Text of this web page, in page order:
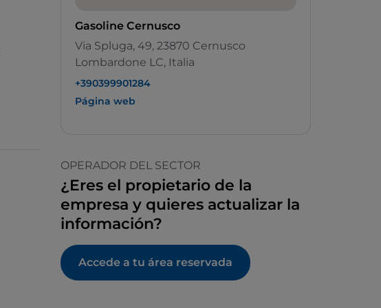
Gasoline Cernusco
Via Spluga, 49, 23870 Cernusco
Lombardone LC, Italia
+390399901284
Página web
OPERADOR DEL SECTOR
¿Eres el propietario de la
empresa y quieres actualizar la
información?
Accede a tu área reservada